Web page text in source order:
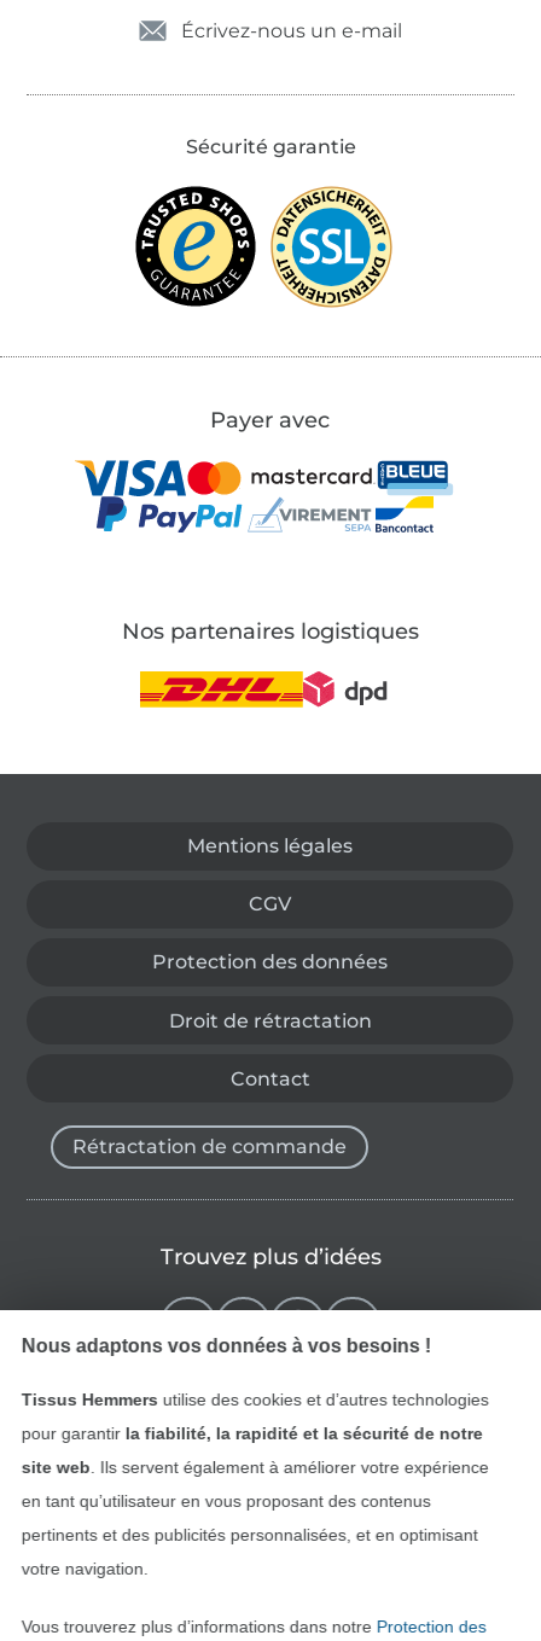
Écrivez-nous un e-mail
Sécurité garantie
Payer avec
Nos partenaires logistiques
Mentions légales
CGV
Protection des données
Droit de rétractation
Contact
Rétractation de commande
Trouvez plus d’idées
Nous adaptons vos données à vos besoins !
Tissus Hemmers utilise des cookies et d’autres technologies
pour garantir la fiabilité, la rapidité et la sécurité de notre
site web . Ils servent également à améliorer votre expérience
en tant qu’utilisateur en vous proposant des contenus
pertinents et des publicités personnalisées, et en optimisant
votre navigation.
Vous trouverez plus d’informations dans notre Protection des